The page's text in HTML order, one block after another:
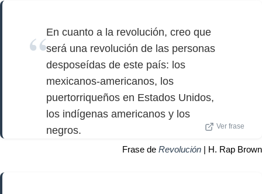
En cuanto a la revolución, creo que
será una revolución de las personas
desposeídas de este país: los
mexicanos-americanos, los
puertorriqueños en Estados Unidos,
los indígenas americanos y los
negros.
Ver frase
Frase de Revolución | H. Rap Brown